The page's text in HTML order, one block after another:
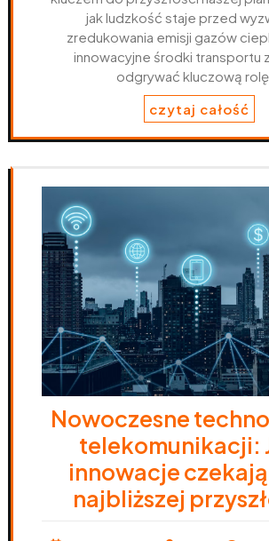
jak ludzkość staje przed
zredukowania emisji gazów
innowacyjne środki transportu
odgrywać kluczową
czytaj całość
Nowoczesne
telekomunikacji:
innowacje czekają
najbliższej